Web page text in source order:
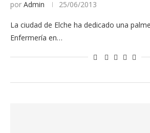
por Admin 25/06/2013
La ciudad de Elche ha dedicado una
Enfermería en…